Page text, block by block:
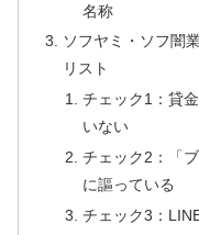
名称
ソフヤミ・ソフ闇
リスト
チェック1：貸
いない
チェック2：「
に謳っている
チェック3：